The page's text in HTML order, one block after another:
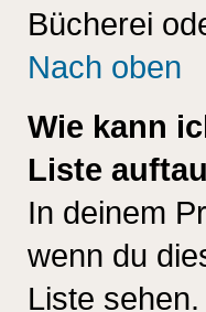
Bücherei
Nach oben
Wie kann
Liste
In deinem
wenn du
Liste